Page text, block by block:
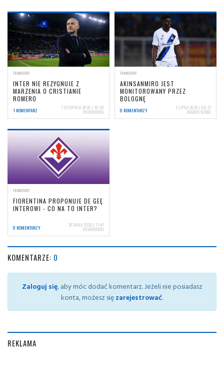
TRANSFERY
INTER NIE REZYGNUJE Z
MARZENIA O CRISTIANIE
ROMERO
1 KOMENTARZ 1 SIERPNIA 2026 | 10:39
NERIOCORSI
TRANSFERY
AKINSANMIRO JEST
MONITOROWANY PRZEZ
BOLOGNĘ
0 KOMENTARZY 2 LIPCA 2026 | 08:37
MAREK SUDOŁ
TRANSFERY
FIORENTINA PROPONUJE DE GEĘ
INTEROWI - CO NA TO INTER?
0 KOMENTARZY 26 MAJA 2026 | 11:47
NERIOCORSI
KOMENTARZE: 0
Zaloguj się, aby móc dodać komentarz. Jeżeli nie posiadasz
konta, możesz sięzarejestrować.
REKLAMA